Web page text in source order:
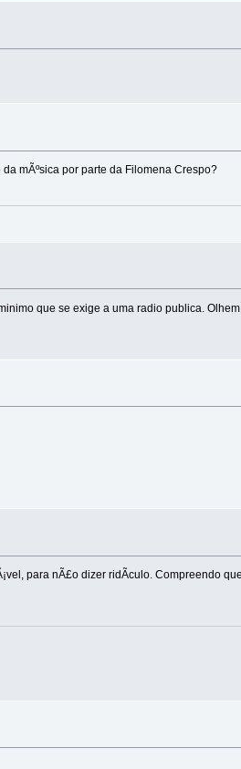
mÃºsica por parte da Filomena Crespo?
que se exige a uma radio publica.
para nÃ£o dizer ridÃ­culo. Compreendo